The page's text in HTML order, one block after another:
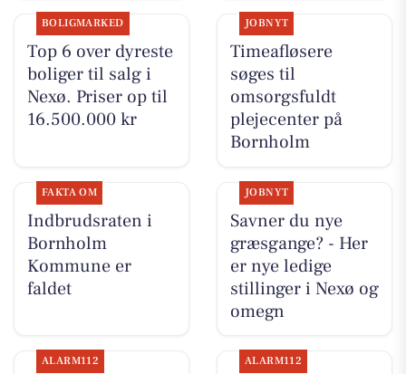
BOLIGMARKED
Top 6 over dyreste
boliger til salg i
Nexø. Priser op til
16.500.000 kr
JOBNYT
Timeafløsere
søges til
omsorgsfuldt
plejecenter på
Bornholm
FAKTA OM
Indbrudsraten i
Bornholm
Kommune er
faldet
JOBNYT
Savner du nye
græsgange? - Her
er nye ledige
stillinger i Nexø og
omegn
ALARM112 ALARM112